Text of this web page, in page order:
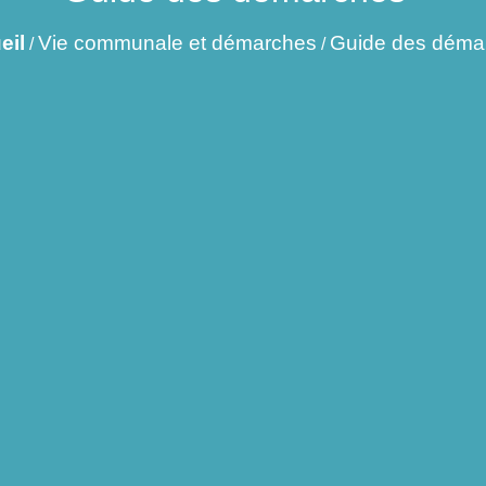
/Vie communale et démarches / Guide des